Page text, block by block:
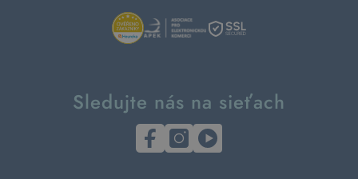
Sledujte nás na sieťach